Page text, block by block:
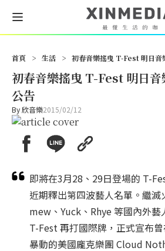
首頁 > 生活 > 初春音樂搖曳 T-Fest 明日音
初春音樂搖曳 T-Fest 明日
公告
By欣音樂2015/02/12
即將在3月28、29日登場的 T-
近期釋出第四波藝人名單。繼滅
mew、Yuck、Rhye 等國內外藝
T-Fest 再打國際牌，正式宣布
暴動的美國龐克樂團 Cloud